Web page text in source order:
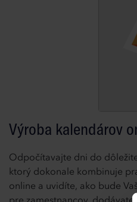
Výroba kalendárov
Odpočítavajte dni do
ktorý dokonale kombinuje
online a uvidíte, ako bude